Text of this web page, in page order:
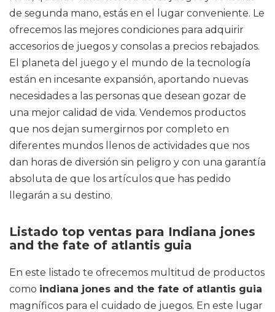
de segunda mano, estás en el lugar conveniente. Le
ofrecemos las mejores condiciones para adquirir
accesorios de juegos y consolas a precios rebajados.
El planeta del juego y el mundo de la tecnología
están en incesante expansión, aportando nuevas
necesidades a las personas que desean gozar de
una mejor calidad de vida. Vendemos productos
que nos dejan sumergirnos por completo en
diferentes mundos llenos de actividades que nos
dan horas de diversión sin peligro y con una garantía
absoluta de que los artículos que has pedido
llegarán a su destino.
Listado top ventas para Indiana jones
and the fate of atlantis guia
En este listado te ofrecemos multitud de productos
como indiana jones and the fate of atlantis guia
magníficos para el cuidado de juegos. En este lugar